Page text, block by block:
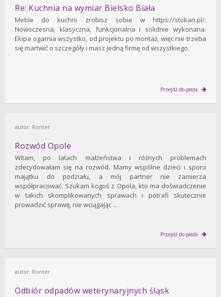
Re: Kuchnia na wymiar Bielsko Biała
Meble do kuchni zrobisz sobie w https://stokan.pl/.
Nowoczesna, klasyczna, funkcjonalna i solidnie wykonana.
Ekipa ogarnia wszystko, od projektu po montaż, więc nie trzeba
się martwić o szczegóły i masz jedną firmę od wszystkiego.
Przejdź do posta
autor: Ronter
Rozwód Opole
Witam, po latach małżeństwa i różnych problemach
zdecydowałam się na rozwód. Mamy wspólne dzieci i sporo
majątku do podziału, a mój partner nie zamierza
współpracować. Szukam kogoś z Opola, kto ma doświadczenie
w takich skomplikowanych sprawach i potrafi skutecznie
prowadzić sprawę, nie wciągając ...
Przejdź do posta
autor: Ronter
Odbiór odpadów weterynaryjnych śląsk